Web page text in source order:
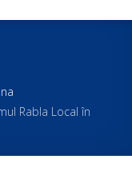
Rabla Local în